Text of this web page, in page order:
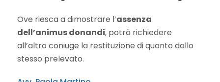
Ove riesca a dimostrare l’assenza
dell’animus donandi, potrà richiedere
all’altro coniuge la restituzione di quanto dallo
stesso prelevato.